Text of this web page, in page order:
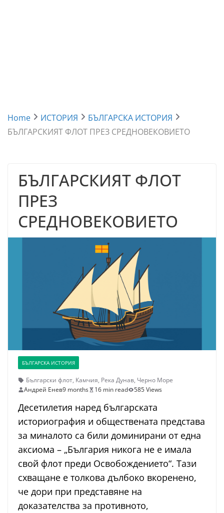
Home ИСТОРИЯ
БЪЛГАРСКА ИСТОРИЯ
БЪЛГАРСКИЯТ ФЛОТ ПРЕЗ СРЕДНОВЕКОВИЕТО
БЪЛГАРСКИЯТ ФЛОТ
ПРЕЗ
СРЕДНОВЕКОВИЕТО
БЪЛГАРСКА ИСТОРИЯ
Български флот, Камчия, Река Дунав, Черно Море
Андрей Енев9 months 16 min read 585 Views
Десетилетия наред българската
историография и обществената представа
за миналото са били доминирани от една
аксиома – „България никога не е имала
свой флот преди Освобождението“. Тази
схващане е толкова дълбоко вкоренено,
че дори при представяне на
доказателства за противното,